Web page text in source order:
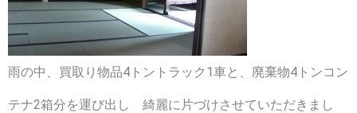
雨の中、買取り物品4トントラック1車と、廃棄物4トンコン
テナ2箱分を運び出し 綺麗に片づけさせていただきまし